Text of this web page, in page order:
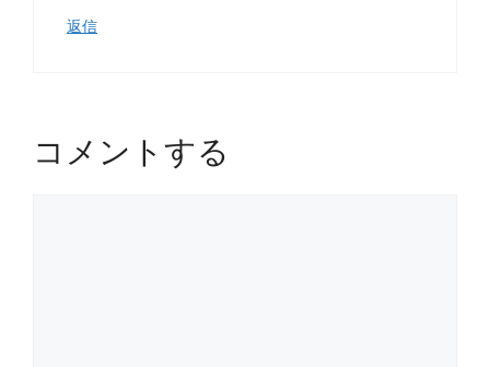
返信
コメントする